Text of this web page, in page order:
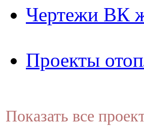
Чертежи ВК
Проекты
Показать все